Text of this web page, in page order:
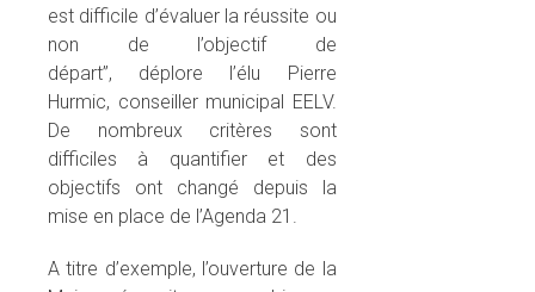
est difficile d’évaluer la réussite ou
non de l’objectif de
départ”, déplore l’élu Pierre
Hurmic, conseiller municipal EELV.
De nombreux critères sont
difficiles à quantifier et des
objectifs ont changé depuis la
mise en place de l’Agenda 21.
A titre d’exemple, l’ouverture de la